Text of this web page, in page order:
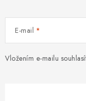
E-mail
Vložením e-mailu